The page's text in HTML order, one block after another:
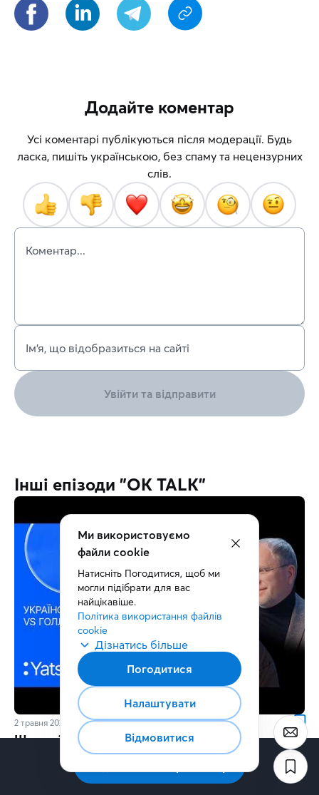
Додайте коментар
Усі коментарі публікуються після модерації. Будь
ласка, пишіть українською, без спаму та нецензурних
слів.
Коментар...
Ім’я, що відобразиться на сайті
Увійти та відправити
Інші епізоди "OK TALK"
2 травня 2026 68 хв.
Що стоїть за успіхом «Ти – космос» і як
продюсер перетворює чужі мрії на кіно –
Володимир Яценко
Ми використовуємо
файли cookie
Натисніть Погодитися, щоб ми
могли підібрати для вас
найцікавіше.
Політика використання файлів
cookie
Дізнатись більше
Погодитися
Налаштувати
Відмовитися